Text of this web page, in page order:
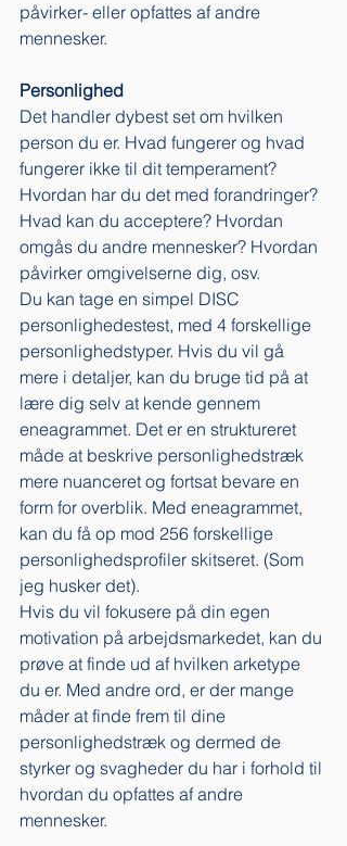
påvirker- eller opfattes af andre
mennesker.
Personlighed
Det handler dybest set om hvilken
person du er. Hvad fungerer og hvad
fungerer ikke til dit temperament?
Hvordan har du det med forandringer?
Hvad kan du acceptere? Hvordan
omgås du andre mennesker? Hvordan
påvirker omgivelserne dig, osv.
Du kan tage en simpel DISC
personlighedestest, med 4 forskellige
personlighedstyper. Hvis du vil gå
mere i detaljer, kan du bruge tid på at
lære dig selv at kende gennem
eneagrammet. Det er en struktureret
måde at beskrive personlighedstræk
mere nuanceret og fortsat bevare en
form for overblik. Med eneagrammet,
kan du få op mod 256 forskellige
personlighedsprofiler skitseret. (Som
jeg husker det).
Hvis du vil fokusere på din egen
motivation på arbejdsmarkedet, kan du
prøve at finde ud af hvilken arketype
du er. Med andre ord, er der mange
måder at finde frem til dine
personlighedstræk og dermed de
styrker og svagheder du har i forhold til
hvordan du opfattes af andre
mennesker.